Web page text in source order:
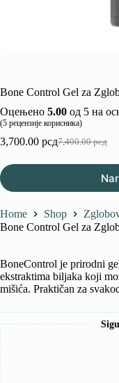
Bone Control Gel za
Оцењено 5.00 од 5 на
(5 рецензије корисника)
7,400.00рсд
Оригинална
3,700.00 рсдТренутна
3,700.00 рсд.
Home Shop
Bone Control Gel za
BoneControl je prirodni
ekstraktima biljaka koji
mišića. Praktičan za